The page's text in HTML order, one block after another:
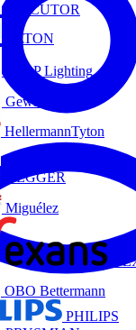
CIRCUTOR
EATON
ETAP Lighting
Gewiss
HellermannTyton
MEGGER
Miguélez
OBO Bettermann
PHILIPS